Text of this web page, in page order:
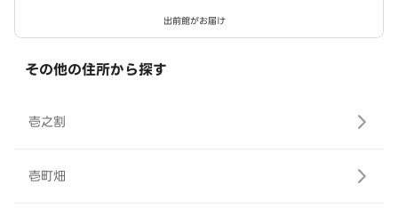
出前館がお届け
その他の住所から探す
壱之割
壱町畑